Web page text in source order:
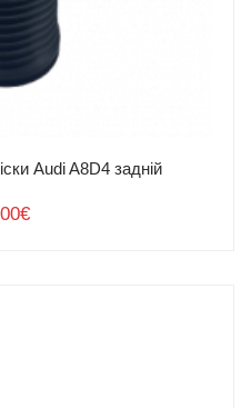
Audi A8D4 задній
€